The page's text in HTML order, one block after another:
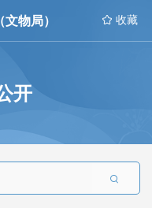
物局）  收藏
开
